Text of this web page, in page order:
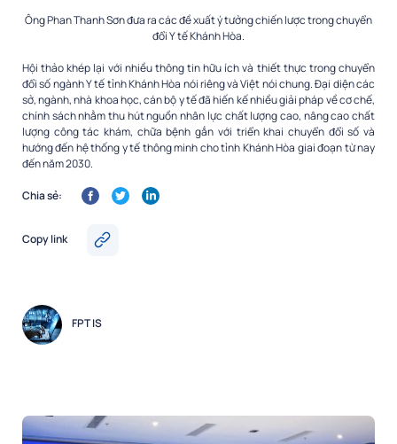
Ông Phan Thanh Sơn đưa ra các đề xuất ý tưởng chiến lược trong chuyển
đổi Y tế Khánh Hòa.
Hội thảo khép lại với nhiều thông tin hữu ích và thiết thực trong chuyển
đổi số ngành Y tế tỉnh Khánh Hòa nói riêng và Việt nói chung. Đại diện các
sở, ngành, nhà khoa học, cán bộ y tế đã hiến kế nhiều giải pháp về cơ chế,
chính sách nhằm thu hút nguồn nhân lực chất lượng cao, nâng cao chất
lượng công tác khám, chữa bệnh gắn với triển khai chuyển đổi số và
hướng đến hệ thống y tế thông minh cho tỉnh Khánh Hòa giai đoạn từ nay
đến năm 2030.
Chia sẻ:
Copy link
FPT IS